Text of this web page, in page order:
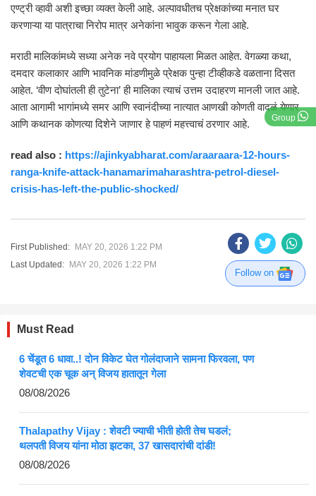
Group
एण्ट्री व्हावी अशी इच्छा व्यक्त केली आहे. अल्पावधीतच प्रेक्षकांच्या मनात घर
करणाऱ्या या पात्राचा निरोप मात्र अनेकांना भावुक करून गेला आहे.
मराठी मालिकांमध्ये सध्या अनेक नवे प्रयोग पाहायला मिळत आहेत. वेगळ्या कथा,
दमदार कलाकार आणि भावनिक मांडणीमुळे प्रेक्षक पुन्हा टीव्हीकडे वळताना दिसत
आहेत. ‘वीण दोघांतली ही तुटेना’ ही मालिका त्याचं उत्तम उदाहरण मानली जात आहे.
आता आगामी भागांमध्ये समर आणि स्वानंदीच्या नात्यात आणखी कोणती वादळं येणार
आणि कथानक कोणत्या दिशेने जाणार हे पाहणं महत्त्वाचं ठरणार आहे.
read also : https://ajinkyabharat.com/araaraara-12-hours-
ranga-knife-attack-hanamarimaharashtra-petrol-diesel-
crisis-has-left-the-public-shocked/
First Published: MAY 20, 2026 1:22 PM
Last Updated: MAY 20, 2026 1:22 PM
Follow on
Must Read
6 चेंडूत 6 धावा..! दोन विकेट घेत गोलंदाजाने सामना फिरवला, पण
शेवटची एक चूक अन् विजय हातातून गेला
08/08/2026
Thalapathy Vijay : शेवटी ज्याची भीती होती तेच घडलं;
थलपती विजय यांना मोठा झटका, 37 खासदारांची दांडी!
08/08/2026